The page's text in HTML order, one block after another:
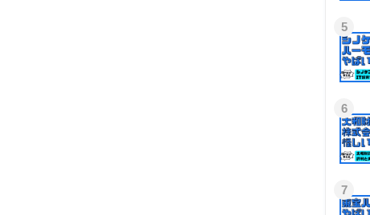
5
6
7